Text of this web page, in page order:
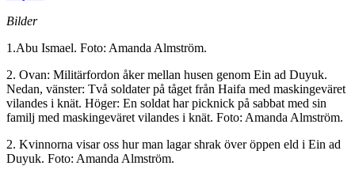
Bilder
1.Abu Ismael. Foto: Amanda Almström.
2. Ovan: Militärfordon åker mellan husen genom Ein ad Duyuk.
Nedan, vänster: Två soldater på tåget från Haifa med maskingeväret
vilandes i knät. Höger: En soldat har picknick på sabbat med sin
familj med maskingeväret vilandes i knät. Foto: Amanda Almström.
2. Kvinnorna visar oss hur man lagar shrak över öppen eld i Ein ad
Duyuk. Foto: Amanda Almström.